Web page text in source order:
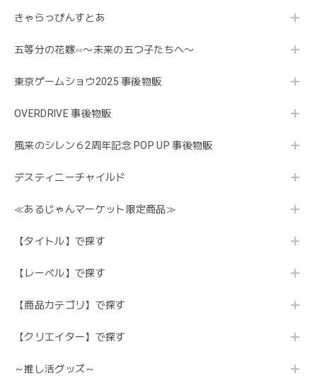
きゃらっぴんすとあ
五等分の花嫁∽〜未来の五つ子たちへ〜
東京ゲームショウ2025 事後物販
OVERDRIVE 事後物販
風来のシレン６2周年記念 POP UP 事後物販
デスティニーチャイルド
≪あるじゃんマーケット限定商品≫
【タイトル】で探す
【レーベル】で探す
【商品カテゴリ】で探す
【クリエイター】で探す
～推し活グッズ～